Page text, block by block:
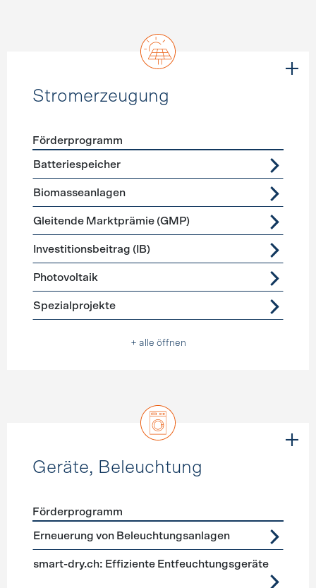
Stromerzeugung
Förderprogramme
Förderprogramm
Batteriespeicher
Biomasseanlagen
Gleitende Marktprämie (GMP)
Investitionsbeitrag (IB)
Photovoltaik
Spezialprojekte
+ alle öffnen
Geräte, Beleuchtung
Förderprogramme Geräte, Beleuchtung
Förderprogramm
Erneuerung von Beleuchtungsanlagen
smart-dry.ch: Effiziente Entfeuchtungsgeräte